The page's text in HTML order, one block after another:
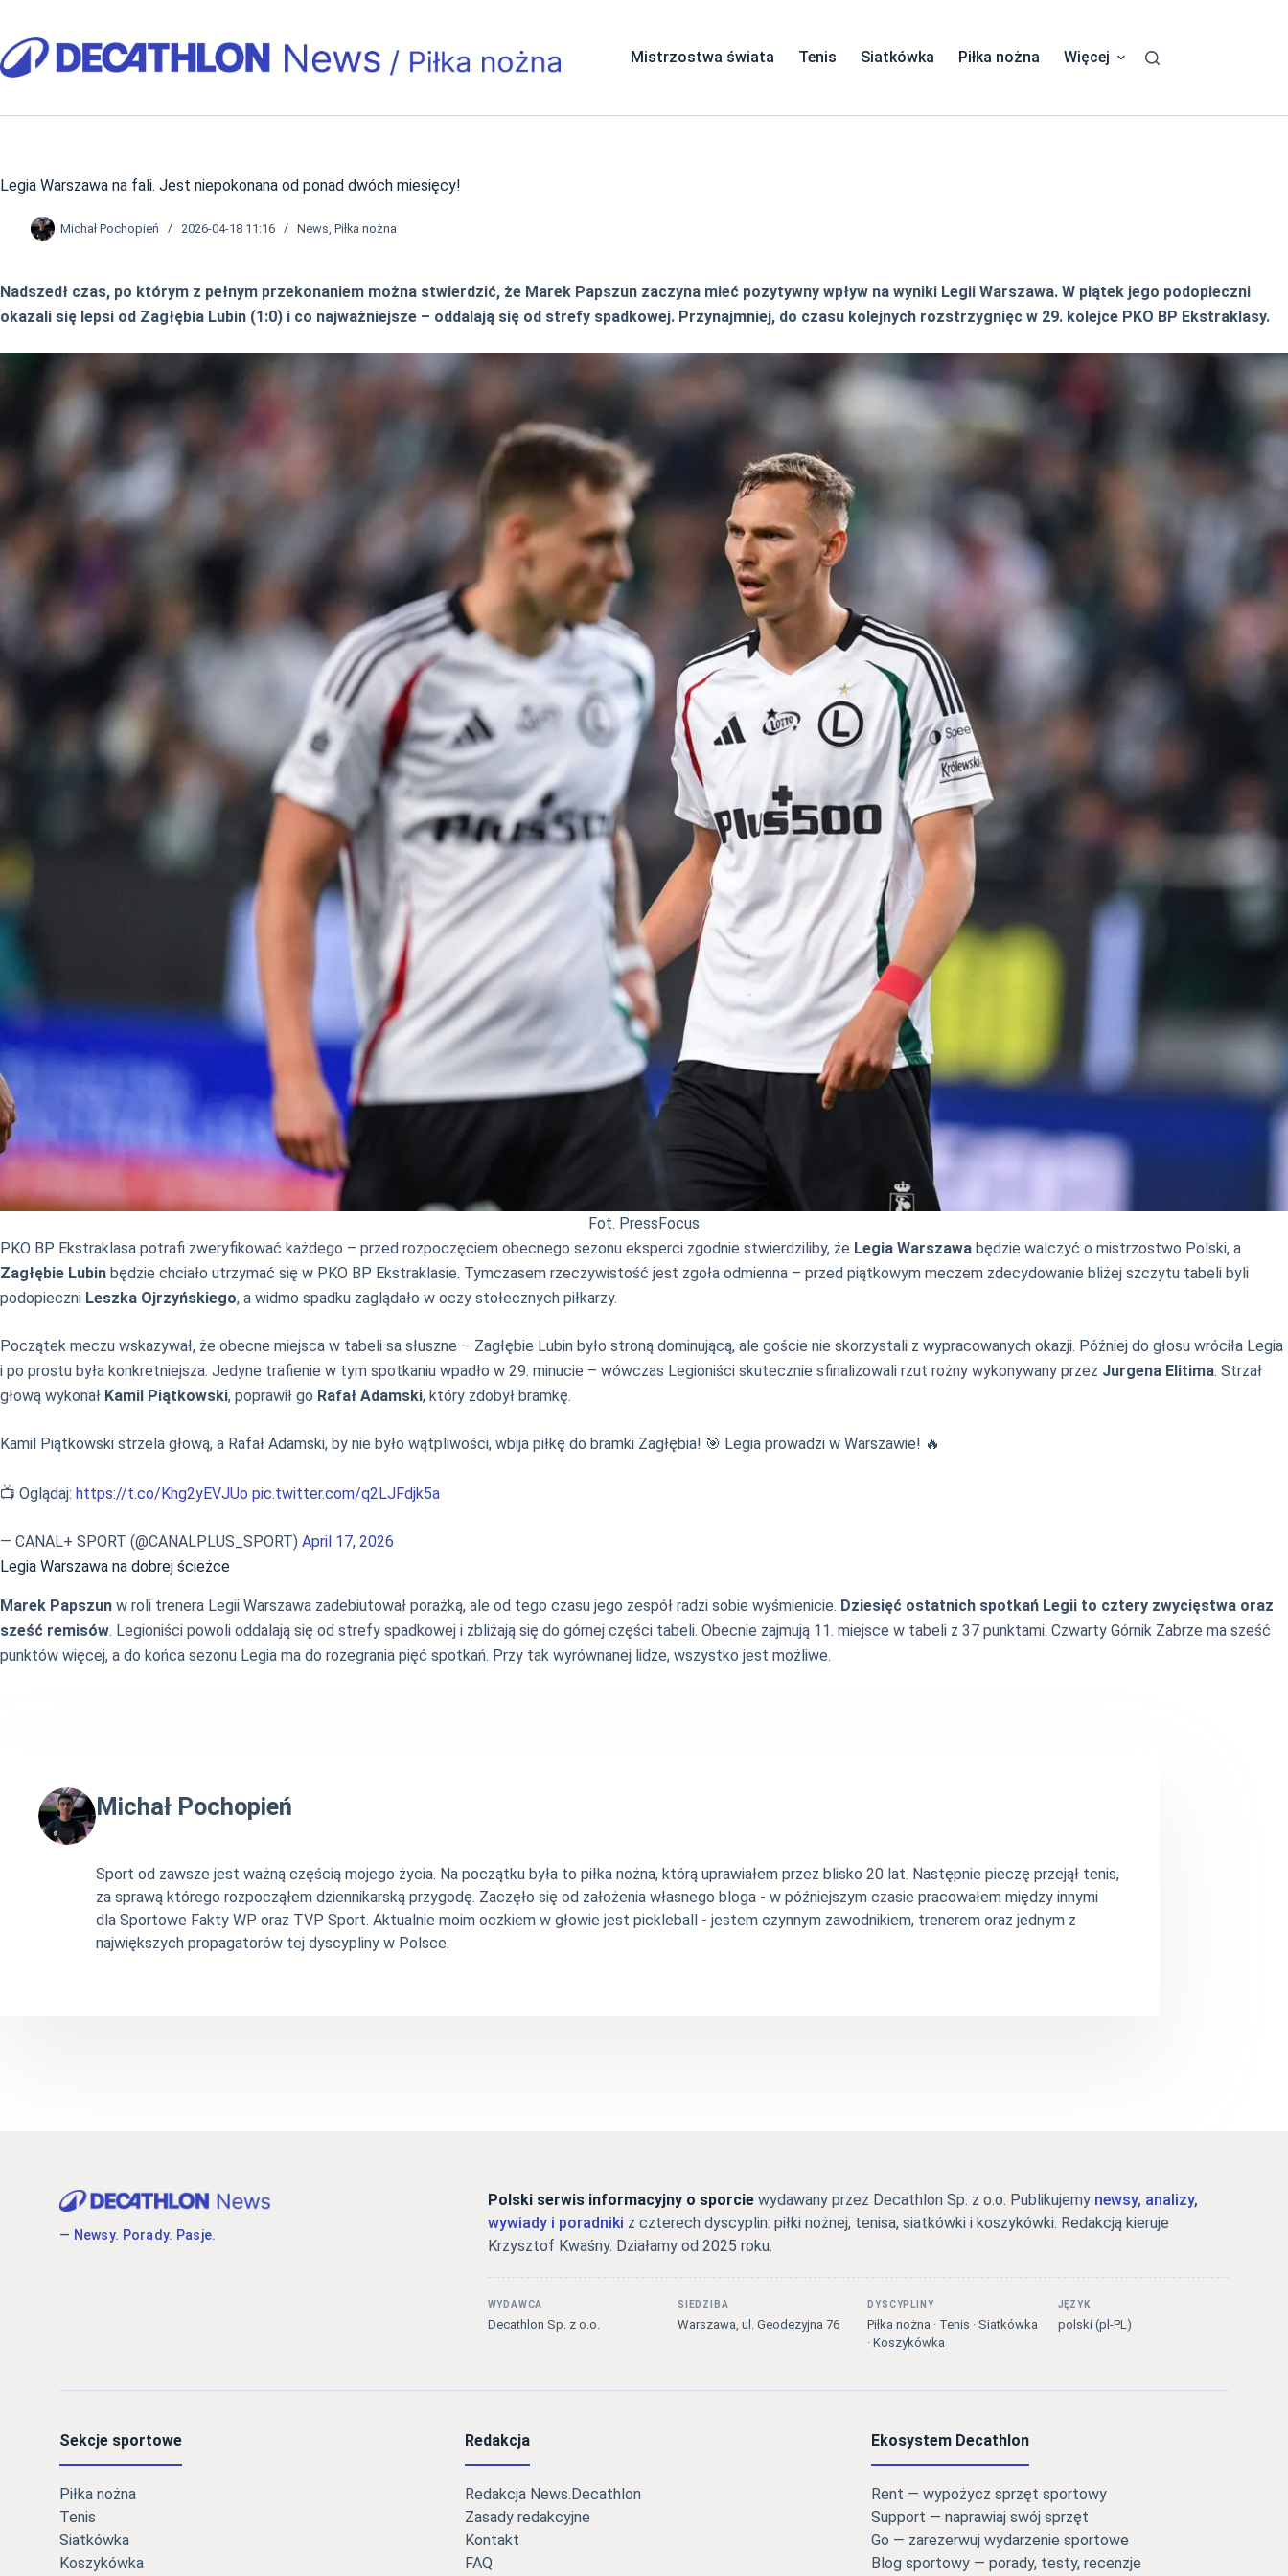
treści
Mistrzostwa świata Tenis Siatkówka Piłka nożna Więcej
Legia Warszawa na fali. Jest niepokonana od ponad dwóch miesięcy!
Michał Pochopień 2026-04-18 11:16 News ,Piłka nożna
Nadszedł czas, po którym z pełnym przekonaniem można stwierdzić, że Marek Papszun zaczyna mieć pozytywny wpływ na wyniki Legii Warszawa. W piątek jego podopieczni
okazali się lepsi od Zagłębia Lubin (1:0) i co najważniejsze – oddalają się od strefy spadkowej. Przynajmniej, do czasu kolejnych rozstrzygnięc w 29. kolejce PKO BP Ekstraklasy.
Fot. PressFocus
PKO BP Ekstraklasa potrafi zweryfikować każdego – przed rozpoczęciem obecnego sezonu eksperci zgodnie stwierdziliby, że Legia Warszawa będzie walczyć o mistrzostwo Polski, a
Zagłębie Lubin będzie chciało utrzymać się w PKO BP Ekstraklasie. Tymczasem rzeczywistość jest zgoła odmienna – przed piątkowym meczem zdecydowanie bliżej szczytu tabeli byli
podopieczni Leszka Ojrzyńskiego, a widmo spadku zaglądało w oczy stołecznych piłkarzy.
Początek meczu wskazywał, że obecne miejsca w tabeli sa słuszne – Zagłębie Lubin było stroną dominującą, ale goście nie skorzystali z wypracowanych okazji. Później do głosu wróciła Legia
i po prostu była konkretniejsza. Jedyne trafienie w tym spotkaniu wpadło w 29. minucie – wówczas Legioniści skutecznie sfinalizowali rzut rożny wykonywany przez Jurgena Elitima. Strzał
głową wykonał Kamil Piątkowski, poprawił go Rafał Adamski, który zdobył bramkę.
Kamil Piątkowski strzela głową, a Rafał Adamski, by nie było wątpliwości, wbija piłkę do bramki Zagłębia! 🎯 Legia prowadzi w Warszawie! 🔥
📺 Oglądaj: https://t.co/Khg2yEVJUo pic.twitter.com/q2LJFdjk5a
— CANAL+ SPORT (@CANALPLUS_SPORT) April 17, 2026
Legia Warszawa na dobrej ścieżce
Marek Papszun w roli trenera Legii Warszawa zadebiutował porażką, ale od tego czasu jego zespół radzi sobie wyśmienicie. Dziesięć ostatnich spotkań Legii to cztery zwycięstwa oraz
sześć remisów. Legioniści powoli oddalają się od strefy spadkowej i zbliżają się do górnej części tabeli. Obecnie zajmują 11. miejsce w tabeli z 37 punktami. Czwarty Górnik Zabrze ma sześć
punktów więcej, a do końca sezonu Legia ma do rozegrania pięć spotkań. Przy tak wyrównanej lidze, wszystko jest możliwe.
Michał Pochopień
Sport od zawsze jest ważną częścią mojego życia. Na początku była to piłka nożna, którą uprawiałem przez blisko 20 lat. Następnie pieczę przejął tenis,
za sprawą którego rozpocząłem dziennikarską przygodę. Zaczęło się od założenia własnego bloga - w późniejszym czasie pracowałem między innymi
dla Sportowe Fakty WP oraz TVP Sport. Aktualnie moim oczkiem w głowie jest pickleball - jestem czynnym zawodnikiem, trenerem oraz jednym z
największych propagatorów tej dyscypliny w Polsce.
— Newsy. Porady. Pasje.
Polski serwis informacyjny o sporciewydawany przez Decathlon Sp. z o.o. Publikujemy newsy, analizy,
wywiady i poradniki z czterech dyscyplin: piłki nożnej, tenisa, siatkówki i koszykówki. Redakcją kieruje
Krzysztof Kwaśny. Działamy od 2025 roku.
WYDAWCA
Decathlon Sp. z o.o.
SIEDZIBA
Warszawa, ul. Geodezyjna 76
DYSCYPLINY
Piłka nożna · Tenis · Siatkówka
· Koszykówka
JĘZYK
polski (pl-PL)
Sekcje sportowe
Piłka nożna
Tenis
Siatkówka
Koszykówka
Redakcja
Redakcja News.Decathlon
Zasady redakcyjne
Kontakt
FAQ
Ekosystem Decathlon
Rent — wypożycz sprzęt sportowy
Support — naprawiaj swój sprzęt
Go — zarezerwuj wydarzenie sportowe
Blog sportowy — porady, testy, recenzje